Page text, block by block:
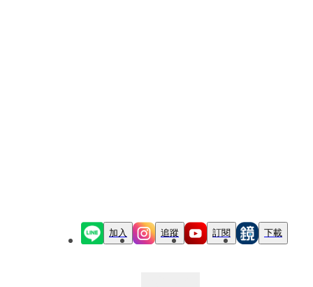
加入 追蹤 訂閱 下載